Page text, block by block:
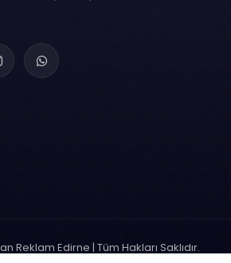
Reklam Edirne | Tüm Hakları Saklıdır.